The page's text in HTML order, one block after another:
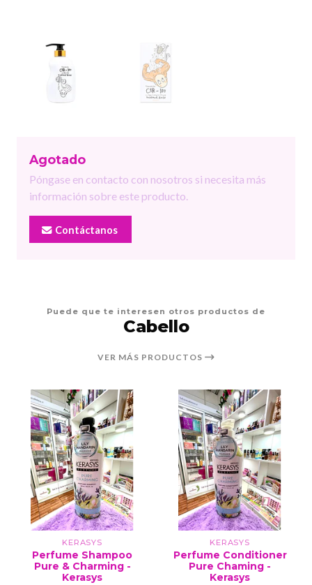
Agotado
Póngase en contacto con nosotros si necesita más
información sobre este producto.
Contáctanos
Puede que te interesen otros productos de
Cabello
VER MÁS PRODUCTOS
KERASYS
Perfume Shampoo
Pure & Charming -
Kerasys
KERASYS
Perfume Conditioner
Pure Chaming -
Kerasys